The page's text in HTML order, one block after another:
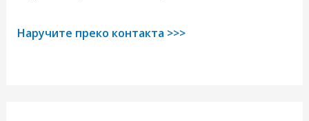
Наручите преко контакта >>>